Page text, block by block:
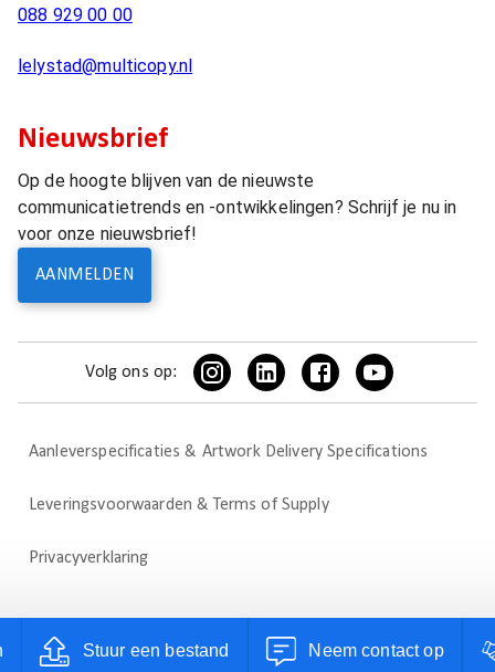
Stuur een bestand Neem contact op
088 929 00 00
lelystad@multicopy.nl
Nieuwsbrief
Op de hoogte blijven van de nieuwste
communicatietrends en -ontwikkelingen? Schrijf je nu in
voor onze nieuwsbrief!
AANMELDEN
Volg ons op:
Aanleverspecificaties & Artwork Delivery Specifications
Leveringsvoorwaarden & Terms of Supply
Privacyverklaring